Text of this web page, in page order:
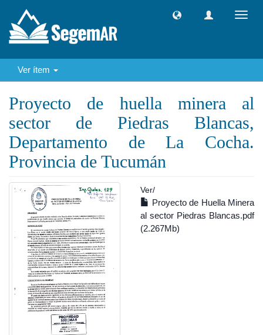
Ver ítem
Proyecto de huella minera al
sector de Piedras Blancas,
Departamento de La Cocha.
Provincia de Tucumán
Ver/
Proyecto de Huella Minera
al sector Piedras Blancas.pdf
(2.267Mb)